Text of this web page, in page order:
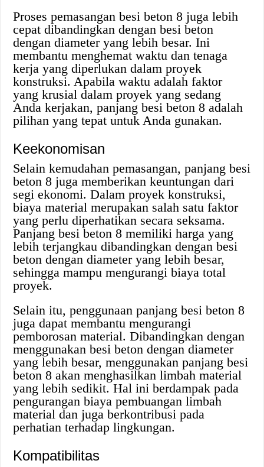
Proses pemasangan besi beton 8 juga lebih
cepat dibandingkan dengan besi beton
dengan diameter yang lebih besar. Ini
membantu menghemat waktu dan tenaga
kerja yang diperlukan dalam proyek
konstruksi. Apabila waktu adalah faktor
yang krusial dalam proyek yang sedang
Anda kerjakan, panjang besi beton 8 adalah
pilihan yang tepat untuk Anda gunakan.
Keekonomisan
Selain kemudahan pemasangan, panjang besi
beton 8 juga memberikan keuntungan dari
segi ekonomi. Dalam proyek konstruksi,
biaya material merupakan salah satu faktor
yang perlu diperhatikan secara seksama.
Panjang besi beton 8 memiliki harga yang
lebih terjangkau dibandingkan dengan besi
beton dengan diameter yang lebih besar,
sehingga mampu mengurangi biaya total
proyek.
Selain itu, penggunaan panjang besi beton 8
juga dapat membantu mengurangi
pemborosan material. Dibandingkan dengan
menggunakan besi beton dengan diameter
yang lebih besar, menggunakan panjang besi
beton 8 akan menghasilkan limbah material
yang lebih sedikit. Hal ini berdampak pada
pengurangan biaya pembuangan limbah
material dan juga berkontribusi pada
perhatian terhadap lingkungan.
Kompatibilitas